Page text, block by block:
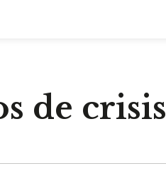
de crisis